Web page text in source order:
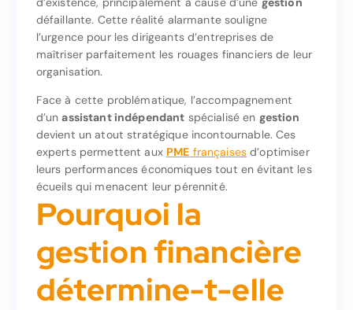
défaillante. Cette réalité alarmante souligne
l’urgence pour les dirigeants d’entreprises de
maîtriser parfaitement les rouages financiers de leur
organisation.
Face à cette problématique, l’accompagnement
d’unassistant indépendant spécialisé en gestion
devient un atout stratégique incontournable. Ces
experts permettent aux PME françaisesd’optimiser
leurs performances économiques tout en évitant les
écueils qui menacent leur pérennité.
Pourquoi la
gestion financière
détermine-t-elle
échouent dans leurs cinq premières années
d’existence, principalement à cause d’une
défaillante. Cette réalité alarmante souligne
l’urgence pour les dirigeants d’entreprises de
maîtriser parfaitement les rouages financiers de leur
organisation.
Face à cette problématique, l’accompagnement
d’un
assistant indépendant
spécialisé en
gestion
devient un atout stratégique incontournable. Ces
experts permettent aux
PME
françaises
d’optimiser
leurs performances économiques tout en évitant les
écueils qui menacent leur pérennité.
Pourquoi la
gestion financière